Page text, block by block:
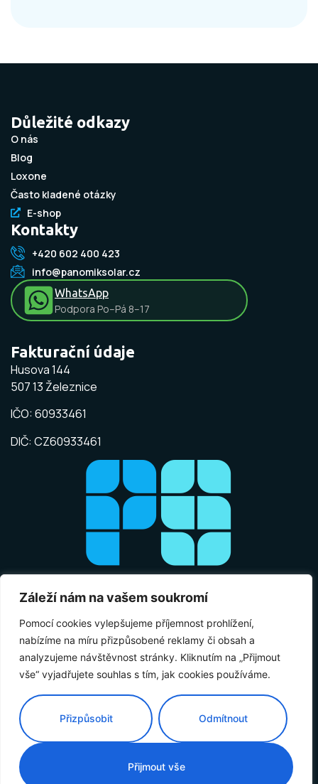
Záleží nám na vašem soukromí
Pomocí cookies vylepšujeme příjemnost prohlížení,
nabízíme na míru přizpůsobené reklamy či obsah a
analyzujeme návštěvnost stránky. Kliknutím na „Přijmout
vše“ vyjadřujete souhlas s tím, jak cookies používáme.
Přizpůsobit Odmítnout
Přijmout vše
Důležité odkazy
O nás
Blog
Loxone
Často kladené otázky
E-shop
Kontakty
+420 602 400 423
info@panomiksolar.cz
WhatsApp
Podpora Po–Pá 8–17
Fakturační údaje
Husova 144
507 13 Železnice
IČO: 60933461
DIČ: CZ60933461
© 2026 Panomik Solar